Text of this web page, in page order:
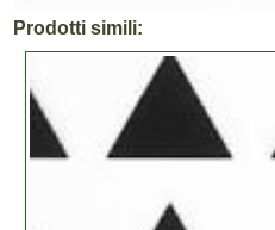
Prodotti simili: